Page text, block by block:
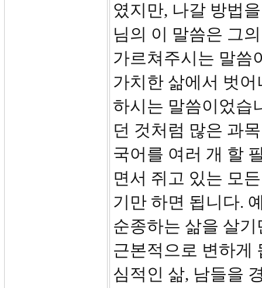
였지만, 나갈 방법
님의 이 말씀은 그
가르쳐주시는 말씀
가치한 삶에서 벗
하시는 말씀이었습
던 것처럼 많은 과
국어를 여러 개 할
면서 쥐고 있는 모
기만 하면 됩니다.
순종하는 삶을 살
근본적으로 변하게
심적인 삶, 남들을